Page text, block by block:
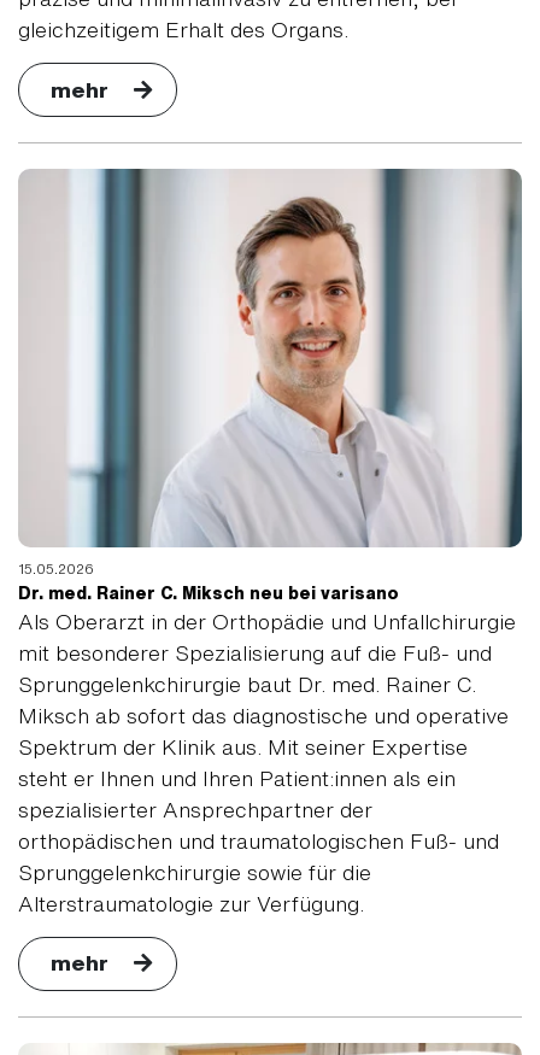
gleichzeitigem Erhalt des Organs.
mehr
15.05.2026
Dr. med. Rainer C. Miksch neu bei varisano
Als Oberarzt in der Orthopädie und Unfallchirurgie
mit besonderer Spezialisierung auf die Fuß- und
Sprunggelenkchirurgie baut Dr. med. Rainer C.
Miksch ab sofort das diagnostische und operative
Spektrum der Klinik aus. Mit seiner Expertise
steht er Ihnen und Ihren Patient:innen als ein
spezialisierter Ansprechpartner der
orthopädischen und traumatologischen Fuß- und
Sprunggelenkchirurgie sowie für die
Alterstraumatologie zur Verfügung.
mehr